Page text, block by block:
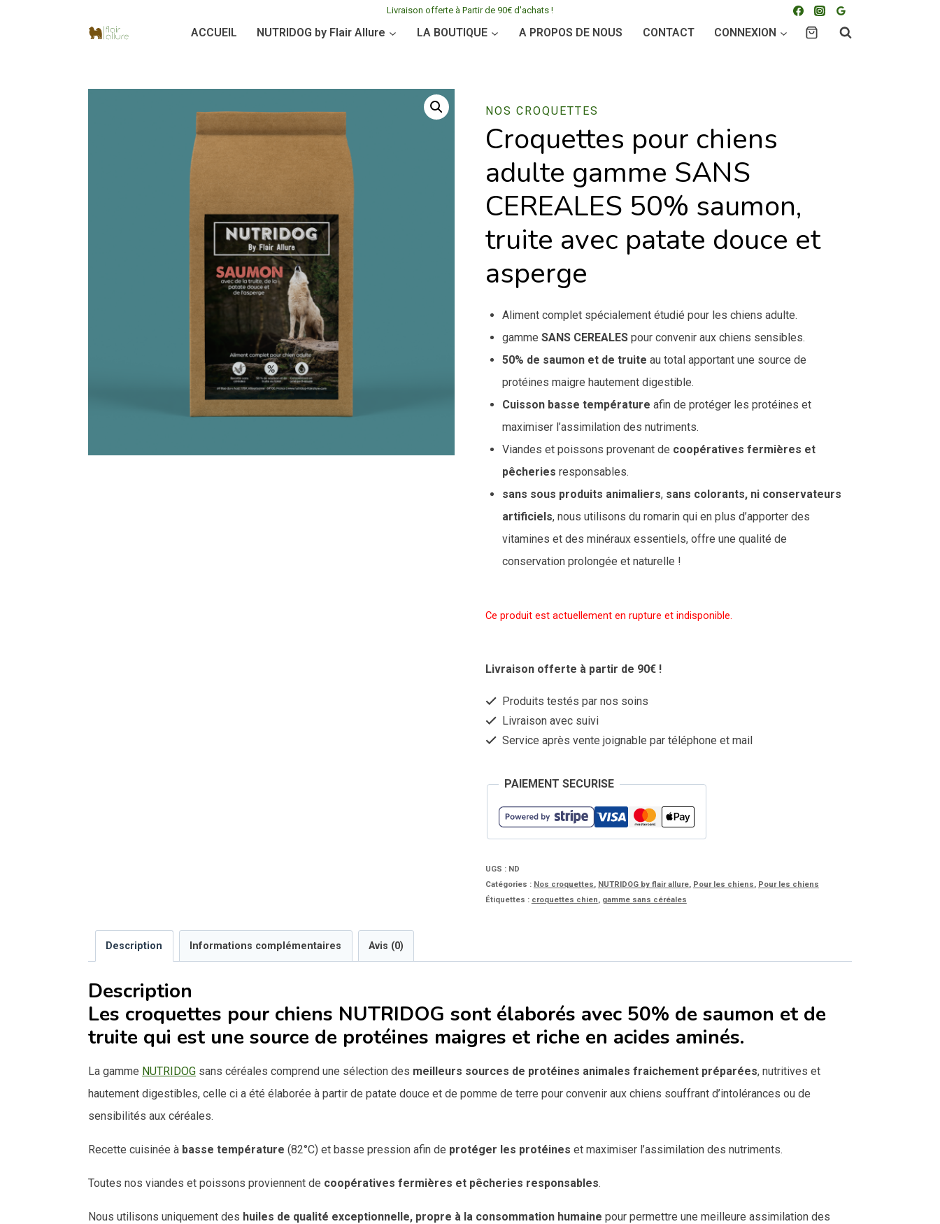
Livraison offerte à Partir de 90€ d'achats !
ACCUEIL NUTRIDOG by Flair Allure LA BOUTIQUE A PROPOS DE NOUS CONTACT CONNEXION
NOS CROQUETTES
Croquettes pour chiens
adulte gamme SANS
CEREALES 50% saumon,
truite avec patate douce et
asperge
Aliment complet spécialement étudié pour les chiens adulte.
gamme SANS CEREALESpour convenir aux chiens sensibles.
50% de saumon et de truite au total apportant une source de
protéines maigre hautement digestible.
Cuisson basse température afin de protéger les protéines et
maximiser l’assimilation des nutriments.
Viandes et poissons provenant de coopératives fermières et
pêcheries responsables.
sans sous produits animaliers, sans colorants, ni conservateurs
artificiels, nous utilisons du romarin qui en plus d’apporter des
vitamines et des minéraux essentiels, offre une qualité de
conservation prolongée et naturelle !
Ce produit est actuellement en rupture et indisponible.
Livraison offerte à partir de 90€ !
Produits testés par nos soins
Livraison avec suivi
Service après vente joignable par téléphone et mail
PAIEMENT SECURISE
UGS : ND
Catégories : Nos croquettes, NUTRIDOG by flair allure, Pour les chiens, Pour les chiens
Étiquettes : croquettes chien, gamme sans céréales
Description Informations complémentaires Avis (0)
Description
Les croquettes pour chiens NUTRIDOG sont élaborés avec 50% de saumon et de
truite qui est une source de protéines maigres et riche en acides aminés.
La gamme NUTRIDOG sans céréales comprend une sélection des meilleurs sources de protéines animales fraichement préparées, nutritives et
hautement digestibles, celle ci a été élaborée à partir de patate douce et de pomme de terre pour convenir aux chiens souffrant d’intolérances ou de
sensibilités aux céréales.
Recette cuisinée à basse température (82°C) et basse pression afin de protéger les protéines et maximiser l’assimilation des nutriments.
Toutes nos viandes et poissons proviennent de coopératives fermières et pêcheries responsables.
Nous utilisons uniquement des huiles de qualité exceptionnelle, propre à la consommation humaine pour permettre une meilleure assimilation des